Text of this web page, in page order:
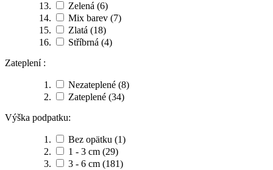
Zelená (6)
Mix barev (7)
Zlatá (18)
Stříbrná (4)
Zateplení :
Nezateplené (8)
Zateplené (34)
Výška podpatku:
Bez opätku (1)
1 - 3 cm (29)
3 - 6 cm (181)